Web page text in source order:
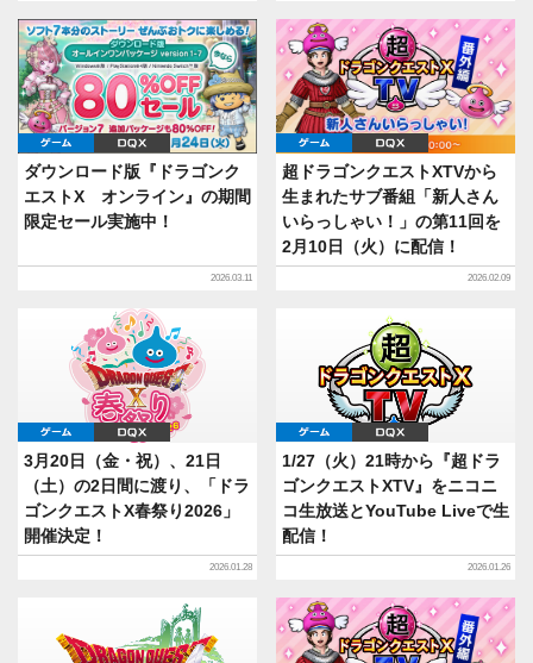
ゲーム DQX
ダウンロード版『ドラゴンク
エストX オンライン』の期間
限定セール実施中！
2026.03.11
ゲーム DQX
超ドラゴンクエストXTVから
生まれたサブ番組「新人さん
いらっしゃい！」の第11回を
2月10日（火）に配信！
2026.02.09
ゲーム DQX
3月20日（金・祝）、21日
（土）の2日間に渡り、「ドラ
ゴンクエストX春祭り2026」
開催決定！
2026.01.28
ゲーム
1/27（火）21時から『超ドラ
ゴンクエストXTV』をニコニ
コ生放送とYouTube Liveで生
配信！
2026.01.26